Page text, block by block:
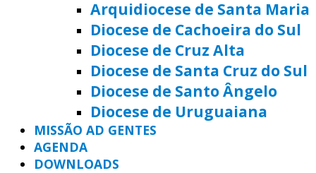
Arquidiocese de Santa Maria
Diocese de Cachoeira do Sul
Diocese de Cruz Alta
Diocese de Santa Cruz do Sul
Diocese de Santo Ângelo
Diocese de Uruguaiana
MISSÃO AD GENTES
AGENDA
DOWNLOADS